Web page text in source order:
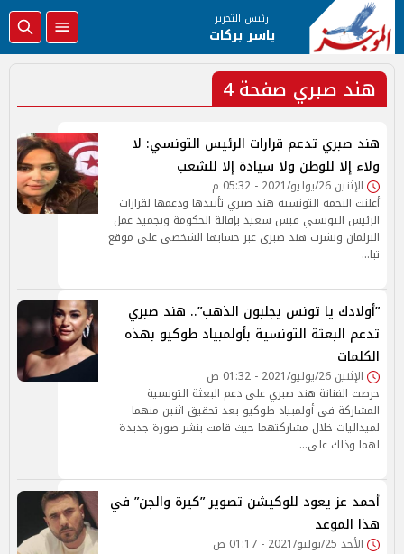
رئيس التحرير
ياسر بركات
هند صبري صفحة 4
هند صبري تدعم قرارات الرئيس التونسي: لا
ولاء إلا للوطن ولا سيادة إلا للشعب
الإثنين 26/يوليو/2021 - 05:32 م
أعلنت النجمة التونسية هند صبري تأييدها ودعمها لقرارات
الرئيس التونسي قيس سعيد بإقالة الحكومة وتجميد عمل
البرلمان ونشرت هند صبري عبر حسابها الشخصي على موقع
تبا…
”أولادك يا تونس يجلبون الذهب”.. هند صبري
تدعم البعثة التونسية بأولمبياد طوكيو بهذه
الكلمات
الإثنين 26/يوليو/2021 - 01:32 ص
حرصت الفنانة هند صبري على دعم البعثة التونسية
المشاركة فى أولمبياد طوكيو بعد تحقيق اثنين منهما
لميداليات خلال مشاركتهما حيث قامت بنشر صورة جديدة
لهما وذلك على…
أحمد عز يعود للوكيشن تصوير ”كيرة والجن” في
هذا الموعد
الأحد 25/يوليو/2021 - 01:17 ص